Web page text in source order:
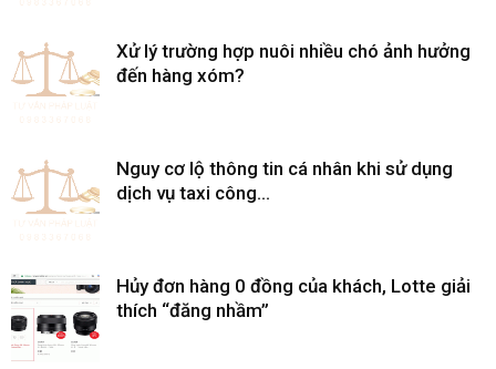
Xử lý trường hợp nuôi nhiều chó ảnh hưởng
đến hàng xóm?
Nguy cơ lộ thông tin cá nhân khi sử dụng
dịch vụ taxi công...
Hủy đơn hàng 0 đồng của khách, Lotte giải
thích “đăng nhầm”